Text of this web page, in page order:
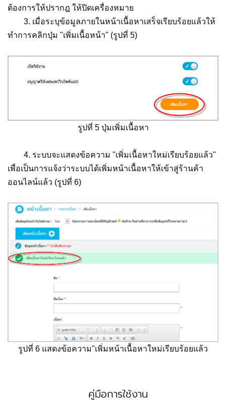
ต้องการให้ปรากฎ ให้ปิดเครื่องหมาย
3. เมื่อระบุข้อมูลภายในหน้าเนื้อหาเสร็จเรียบร้อยแล้วให้
ทำการคลิกปุ่ม "เพิ่มเนื้อหน้า" (รูปที่ 5)
รูปที่ 5 ปุ่มเพิ่มเนื้อหา
4. ระบบจะแสดงข้อความ "เพิ่มเนื้อหาใหม่เรียบร้อยแล้ว"
เพื่อเป็นการแจ้งว่าระบบได้เพิ่มหน้าเนื้อหาให้เข้าสู่ร้านค้า
ออนไลน์แล้ว (รูปที่ 6)
รูปที่ 6 แสดงข้อความ"เพิ่มหน้าเนื้อหาใหม่เรียบร้อยแล้ว
คู่มือการใช้งาน